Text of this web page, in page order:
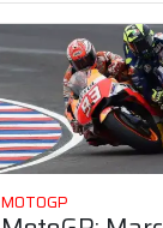
MOTOGP